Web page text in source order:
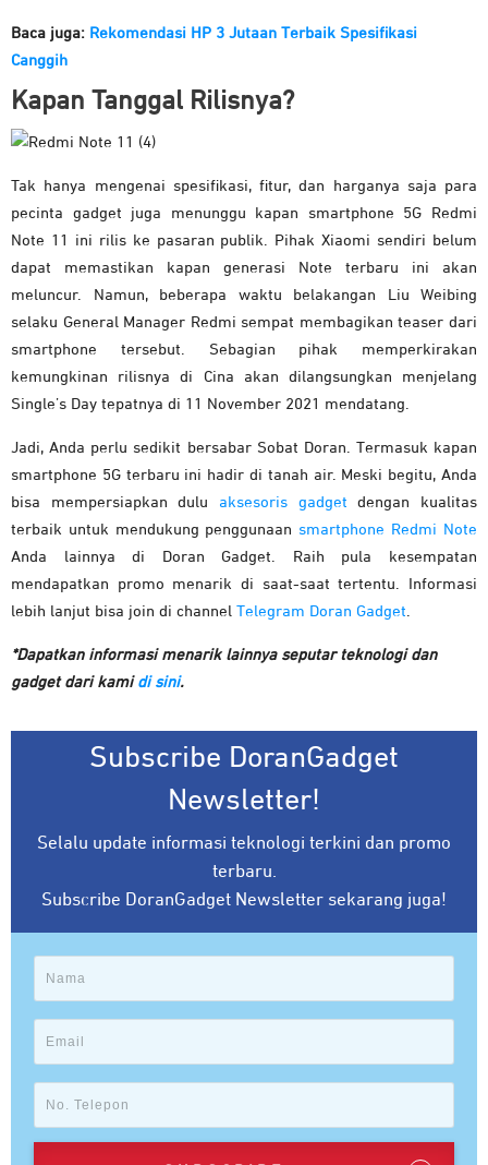
Baca juga: Rekomendasi HP 3 Jutaan Terbaik Spesifikasi
Canggih
Kapan Tanggal Rilisnya?
Tak hanya mengenai spesifikasi, fitur, dan harganya saja para
pecinta gadget juga menunggu kapan smartphone 5G Redmi
Note 11 ini rilis ke pasaran publik. Pihak Xiaomi sendiri belum
dapat memastikan kapan generasi Note terbaru ini akan
meluncur. Namun, beberapa waktu belakangan Liu Weibing
selaku General Manager Redmi sempat membagikan teaser dari
smartphone tersebut. Sebagian pihak memperkirakan
kemungkinan rilisnya di Cina akan dilangsungkan menjelang
Single’s Day tepatnya di 11 November 2021 mendatang.
Jadi, Anda perlu sedikit bersabar Sobat Doran. Termasuk kapan
smartphone 5G terbaru ini hadir di tanah air. Meski begitu, Anda
bisa mempersiapkan dulu aksesoris gadget dengan kualitas
terbaik untuk mendukung penggunaan smartphone Redmi Note
Anda lainnya di Doran Gadget. Raih pula kesempatan
mendapatkan promo menarik di saat-saat tertentu. Informasi
lebih lanjut bisa join di channel Telegram Doran Gadget.
*Dapatkan informasi menarik lainnya seputar teknologi dan
gadget dari kami di sini.
Subscribe DoranGadget
Newsletter!
Selalu update informasi teknologi terkini dan promo
terbaru.
Subscribe DoranGadget Newsletter sekarang juga!